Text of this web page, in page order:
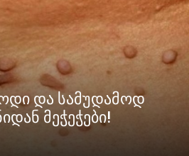
და სამუდამოდ
მეჭეჭები!